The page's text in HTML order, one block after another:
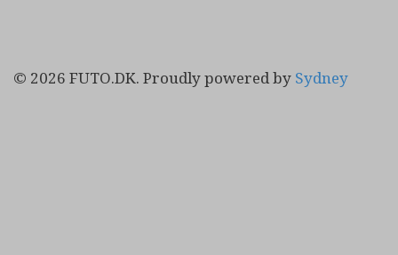
© 2026 FUTO.DK. Proudly powered by Sydney